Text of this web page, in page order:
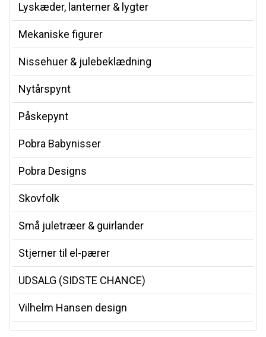
Lyskæder, lanterner & lygter
Mekaniske figurer
Nissehuer & julebeklædning
Nytårspynt
Påskepynt
Pobra Babynisser
Pobra Designs
Skovfolk
Små juletræer & guirlander
Stjerner til el-pærer
UDSALG (SIDSTE CHANCE)
Vilhelm Hansen design